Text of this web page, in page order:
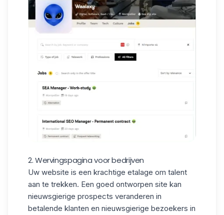
2. Wervingspagina voor bedrijven
Uw website is een krachtige etalage om talent
aan te trekken. Een goed ontworpen site kan
nieuwsgierige prospects veranderen in
betalende klanten en nieuwsgierige bezoekers in